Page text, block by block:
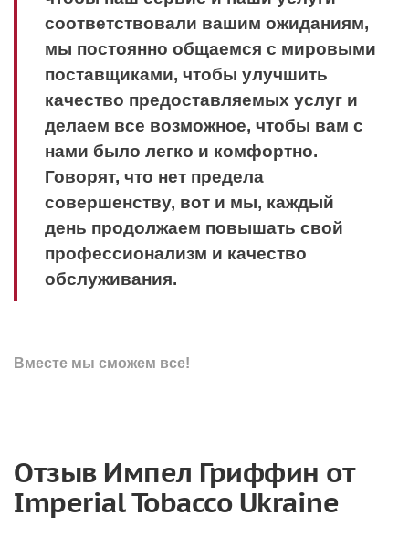
соответствовали вашим ожиданиям,
мы постоянно общаемся с мировыми
поставщиками, чтобы улучшить
качество предоставляемых услуг и
делаем все возможное, чтобы вам с
нами было легко и комфортно.
Говорят, что нет предела
совершенству, вот и мы, каждый
день продолжаем повышать свой
профессионализм и качество
обслуживания.
Вместе мы сможем все!
Отзыв Импел Гриффин от
Imperial Tobacco Ukraine